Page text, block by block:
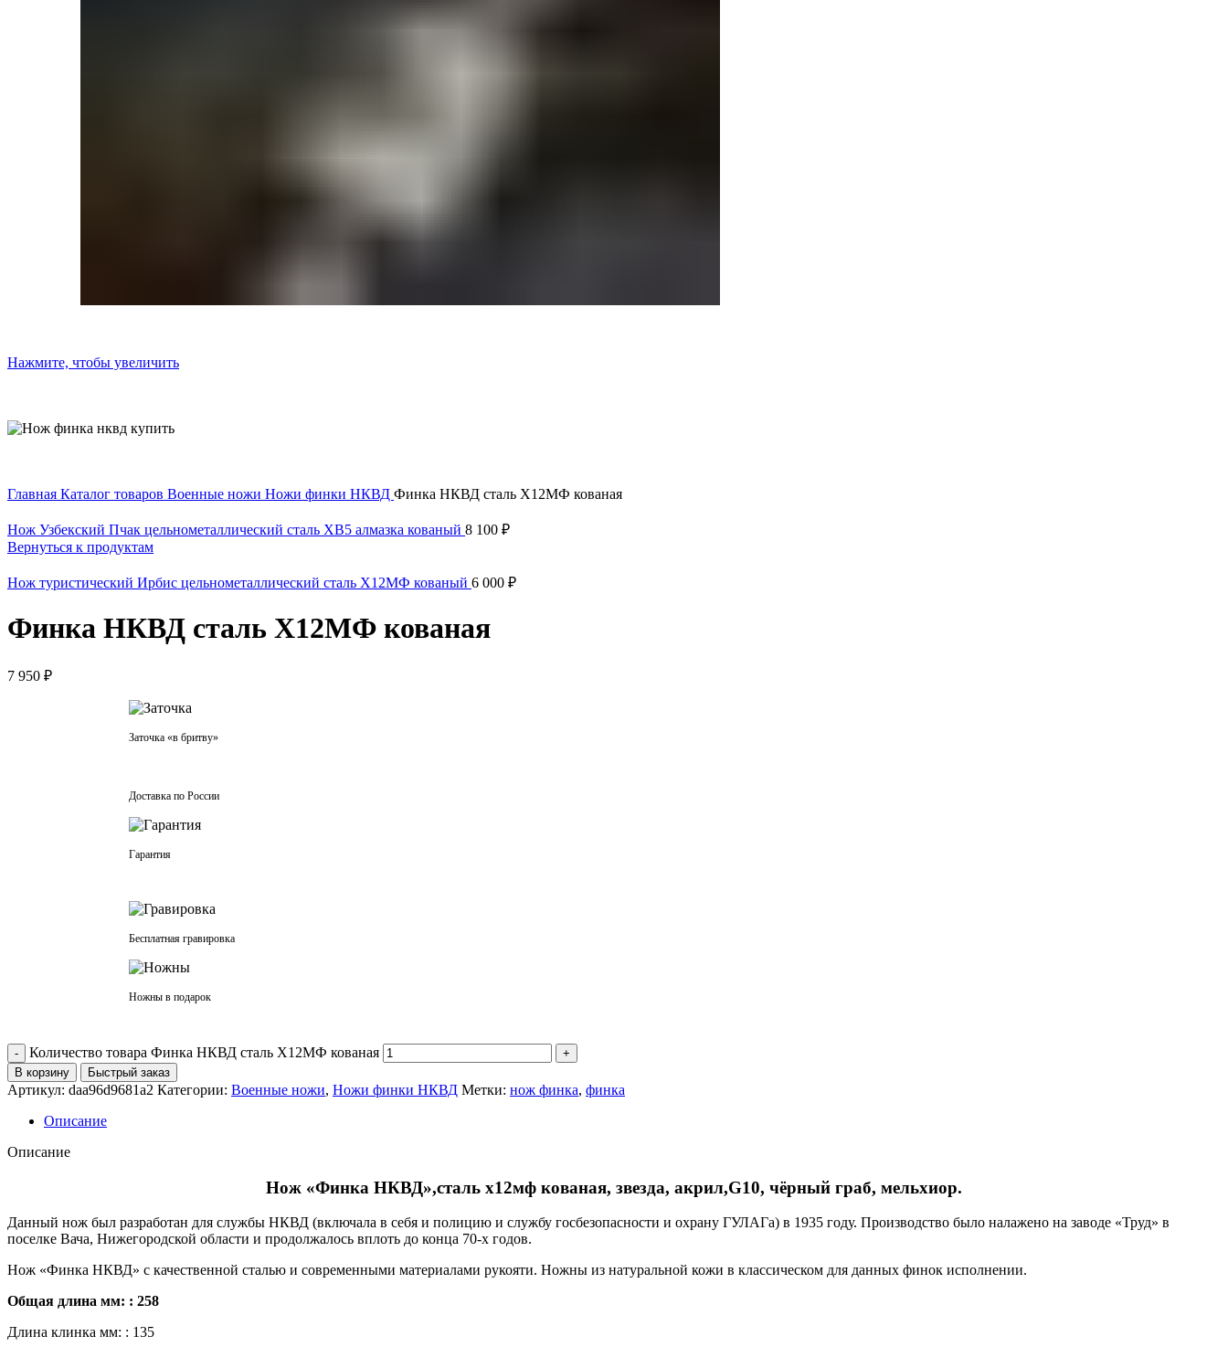
Нажмите, чтобы увеличить
Главная Каталог товаров Военные ножи Ножи финки НКВД Финка НКВД сталь Х12МФ кованая
Нож Узбекский Пчак цельнометаллический сталь ХВ5 алмазка кованый 8 100 ₽
Вернуться к продуктам
Нож туристический Ирбис цельнометаллический сталь Х12МФ кованый 6 000 ₽
Финка НКВД сталь Х12МФ кованая
7 950 ₽
Заточка «в бритву»
Доставка по России
Гарантия
Бесплатная гравировка
Ножны в подарок
Количество товара Финка НКВД сталь Х12МФ кованая
В корзину Быстрый заказ
Артикул: daa96d9681a2 Категории: Военные ножи, Ножи финки НКВД Метки: нож финка, финка
Описание
Описание
Нож «Финка НКВД»,сталь х12мф кованая, звезда, акрил,G10, чёрный граб, мельхиор.
Данный нож был разработан для службы НКВД (включала в себя и полицию и службу госбезопасности и охрану ГУЛАГа) в 1935 году. Производство было налажено на заводе «Труд» в
поселке Вача, Нижегородской области и продолжалось вплоть до конца 70-х годов.
Нож «Финка НКВД» с качественной сталью и современными материалами рукояти. Ножны из натуральной кожи в классическом для данных финок исполнении.
Общая длина мм: : 258
Длина клинка мм: : 135